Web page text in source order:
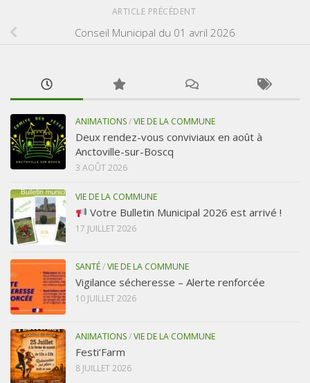
ARTICLE PRÉCÉDENT
Conseil Municipal du 01 avril 2026
ANIMATIONS/VIE DE LA COMMUNE
Deux rendez-vous conviviaux en août à
Anctoville-sur-Boscq
3 AOÛT 2026
VIE DE LA COMMUNE
Votre Bulletin Municipal 2026 est arrivé !
17 JUILLET 2026
SANTÉ/VIE DE LA COMMUNE
Vigilance sécheresse – Alerte renforcée
10 JUILLET 2026
ANIMATIONS/VIE DE LA COMMUNE
Festi’Farm
8 JUILLET 2026